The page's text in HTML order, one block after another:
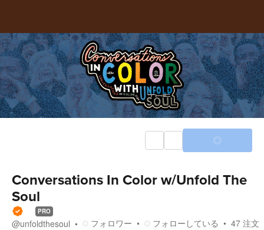
Conversations In Color w/Unfold The
Soul
PRO
@unfoldthesoul フォロワー フォローしている 47 注文